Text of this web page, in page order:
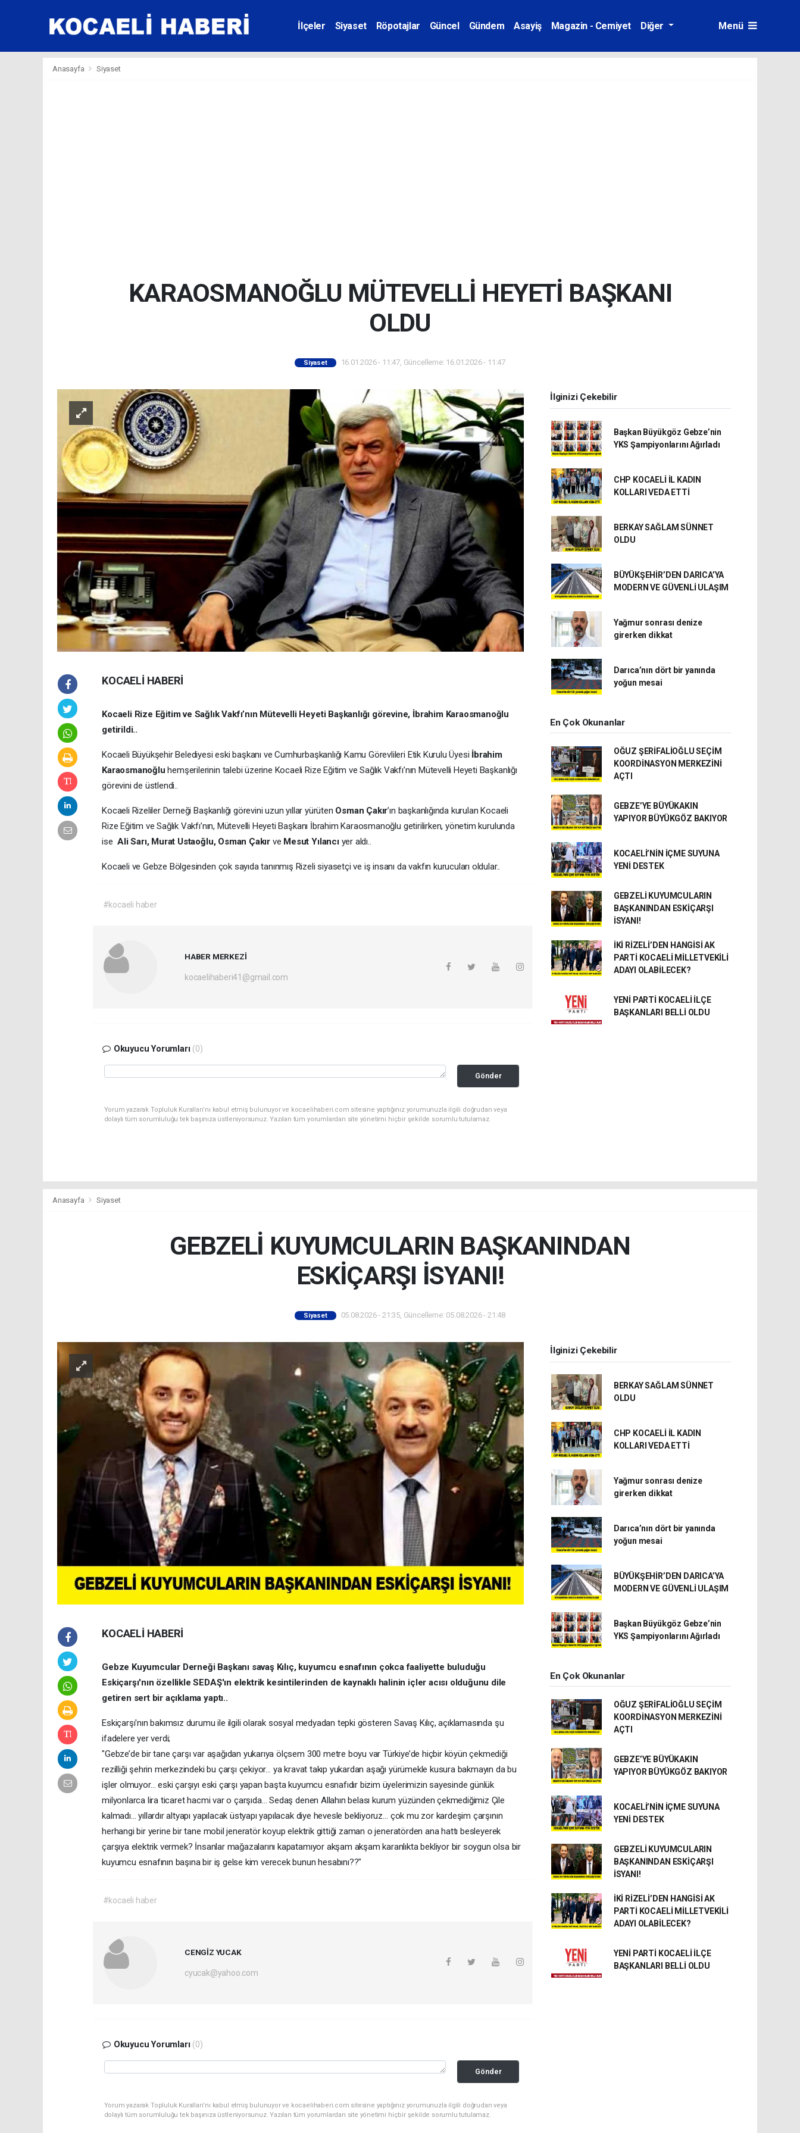
İlçeler Siyaset Röpotajlar Güncel Gündem Asayiş Magazin - Cemiyet Diğer Menü
Anasayfa Siyaset
KARAOSMANOĞLU MÜTEVELLİ HEYETİ BAŞKANI
OLDU
Siyaset 16.01.2026 - 11:47, Güncelleme: 16.01.2026 - 11:47
KOCAELİ HABERİ
Kocaeli Rize Eğitim ve Sağlık Vakfı’nın Mütevelli Heyeti Başkanlığı görevine, İbrahim Karaosmanoğlu
getirildi..
Kocaeli Büyükşehir Belediyesi eski başkanı ve Cumhurbaşkanlığı Kamu Görevlileri Etik Kurulu Üyesi İbrahim
Karaosmanoğluhemşerilerinin talebi üzerine Kocaeli Rize Eğitim ve Sağlık Vakfı’nın Mütevelli Heyeti Başkanlığı
görevini de üstlendi..
Kocaeli Rizeliler Derneği Başkanlığı görevini uzun yıllar yürüten Osman Çakır’ın başkanlığında kurulan Kocaeli
Rize Eğitim ve Sağlık Vakfı’nın, Mütevelli Heyeti Başkanı İbrahim Karaosmanoğlu getirilirken, yönetim kurulunda
ise Ali Sarı, Murat Ustaoğlu, Osman Çakır ve Mesut Yılancıyer aldı..
Kocaeli ve Gebze Bölgesinden çok sayıda tanınmış Rizeli siyasetçi ve iş insanı da vakfın kurucuları oldular..
#kocaeli haber
HABER MERKEZİ
kocaelihaberi41@gmail.com
Okuyucu Yorumları (0)
Gönder
Yorum yazarak Topluluk Kuralları’nı kabul etmiş bulunuyor ve kocaelihaberi.com sitesine yaptığınız yorumunuzla ilgili doğrudan veya
dolaylı tüm sorumluluğu tek başınıza üstleniyorsunuz. Yazılan tüm yorumlardan site yönetimi hiçbir şekilde sorumlu tutulamaz.
İlginizi Çekebilir
Başkan Büyükgöz Gebze’nin
YKS Şampiyonlarını Ağırladı
CHP KOCAELİ İL KADIN
KOLLARI VEDA ETTİ
BERKAY SAĞLAM SÜNNET
OLDU
BÜYÜKŞEHİR’DEN DARICA’YA
MODERN VE GÜVENLİ ULAŞIM
Yağmur sonrası denize
girerken dikkat
Darıca’nın dört bir yanında
yoğun mesai
En Çok Okunanlar
OĞUZ ŞERİFALİOĞLU SEÇİM
KOORDİNASYON MERKEZİNİ
AÇTI
GEBZE’YE BÜYÜKAKIN
YAPIYOR BÜYÜKGÖZ BAKIYOR
KOCAELİ’NİN İÇME SUYUNA
YENİ DESTEK
GEBZELİ KUYUMCULARIN
BAŞKANINDAN ESKİÇARŞI
İSYANI!
İKİ RİZELİ’DEN HANGİSİ AK
PARTİ KOCAELİ MİLLETVEKİLİ
ADAYI OLABİLECEK?
YENİ PARTİ KOCAELİ İLÇE
BAŞKANLARI BELLİ OLDU
Anasayfa Siyaset
GEBZELİ KUYUMCULARIN BAŞKANINDAN
ESKİÇARŞI İSYANI!
Siyaset 05.08.2026 - 21:35, Güncelleme: 05.08.2026 - 21:48
KOCAELİ HABERİ
Gebze Kuyumcular Derneği Başkanı savaş Kılıç, kuyumcu esnafının çokca faaliyette buluduğu
Eskiçarşı'nın özellikle SEDAŞ'ın elektrik kesintilerinden de kaynaklı halinin içler acısı olduğunu dile
getiren sert bir açıklama yaptı..
Eskiçarşı'nın bakımsız durumu ile ilgili olarak sosyal medyadan tepki gösteren Savaş Kılıç, açıklamasında şu
ifadelere yer verdi;
"Gebze’de bir tane çarşı var aşağıdan yukarıya ölçsem 300 metre boyu var Türkiye’de hiçbir köyün çekmediği
rezilliği şehrin merkezindeki bu çarşı çekiyor… ya kravat takıp yukardan aşağı yürümekle kusura bakmayın da bu
işler olmuyor… eski çarşıyı eski çarşı yapan başta kuyumcu esnafıdır bizim üyelerimizin sayesinde günlük
milyonlarca lira ticaret hacmi var o çarşıda… Sedaş denen Allahın belası kurum yüzünden çekmediğimiz Çile
kalmadı… yıllardır altyapı yapılacak üstyapı yapılacak diye hevesle bekliyoruz… çok mu zor kardeşim çarşının
herhangi bir yerine bir tane mobil jeneratör koyup elektrik gittiği zaman o jeneratörden ana hattı besleyerek
çarşıya elektrik vermek? İnsanlar mağazalarını kapatamıyor akşam akşam karanlıkta bekliyor bir soygun olsa bir
kuyumcu esnafının başına bir iş gelse kim verecek bunun hesabını??"
#kocaeli haber
CENGİZ YUCAK
cyucak@yahoo.com
Okuyucu Yorumları (0)
Gönder
Yorum yazarak Topluluk Kuralları’nı kabul etmiş bulunuyor ve kocaelihaberi.com sitesine yaptığınız yorumunuzla ilgili doğrudan veya
dolaylı tüm sorumluluğu tek başınıza üstleniyorsunuz. Yazılan tüm yorumlardan site yönetimi hiçbir şekilde sorumlu tutulamaz.
İlginizi Çekebilir
BERKAY SAĞLAM SÜNNET
OLDU
CHP KOCAELİ İL KADIN
KOLLARI VEDA ETTİ
Yağmur sonrası denize
girerken dikkat
Darıca’nın dört bir yanında
yoğun mesai
BÜYÜKŞEHİR’DEN DARICA’YA
MODERN VE GÜVENLİ ULAŞIM
Başkan Büyükgöz Gebze’nin
YKS Şampiyonlarını Ağırladı
En Çok Okunanlar
OĞUZ ŞERİFALİOĞLU SEÇİM
KOORDİNASYON MERKEZİNİ
AÇTI
GEBZE’YE BÜYÜKAKIN
YAPIYOR BÜYÜKGÖZ BAKIYOR
KOCAELİ’NİN İÇME SUYUNA
YENİ DESTEK
GEBZELİ KUYUMCULARIN
BAŞKANINDAN ESKİÇARŞI
İSYANI!
İKİ RİZELİ’DEN HANGİSİ AK
PARTİ KOCAELİ MİLLETVEKİLİ
ADAYI OLABİLECEK?
YENİ PARTİ KOCAELİ İLÇE
BAŞKANLARI BELLİ OLDU